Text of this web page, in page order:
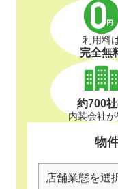
利用料
完全無
約700社
内装会社が
物